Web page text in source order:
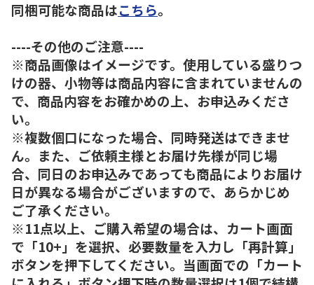
同梱可能な商品はこちら。
----その他のご注意----
※商品画像はイメージです。使用している盛りつ
けの器、小物等は商品内容に含まれていませんの
で、商品内容をお確かめの上、お申込みくださ
い。
※複数個口になった場合、同時発送はできませ
ん。また、ご依頼主様とお届け先様が同じ場
合、同日のお申込みであっても商品によりお届け
日が異なる場合がございますので、あらかじめ
ご了承ください。
※11点以上、ご購入希望の場合は、カート画面
で「10+」を選択、必要数量を入力し「再計算」
ボタンを押下してください。当画面での「カート